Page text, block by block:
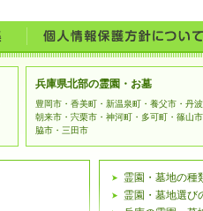
トへのリンクを紹介
データの保護について
お客様の個人情報を
おります。
兵庫県北部の霊園・お墓
豊岡市・香美町・新温泉町・養父市・丹波
朝来市・宍栗市・神河町・多可町・篠山
脇市・三田市
霊園・墓地の種
霊園・墓地選び